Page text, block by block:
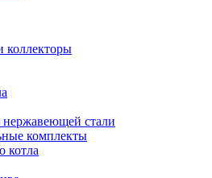
коллекторы
стали
комплекты
котла